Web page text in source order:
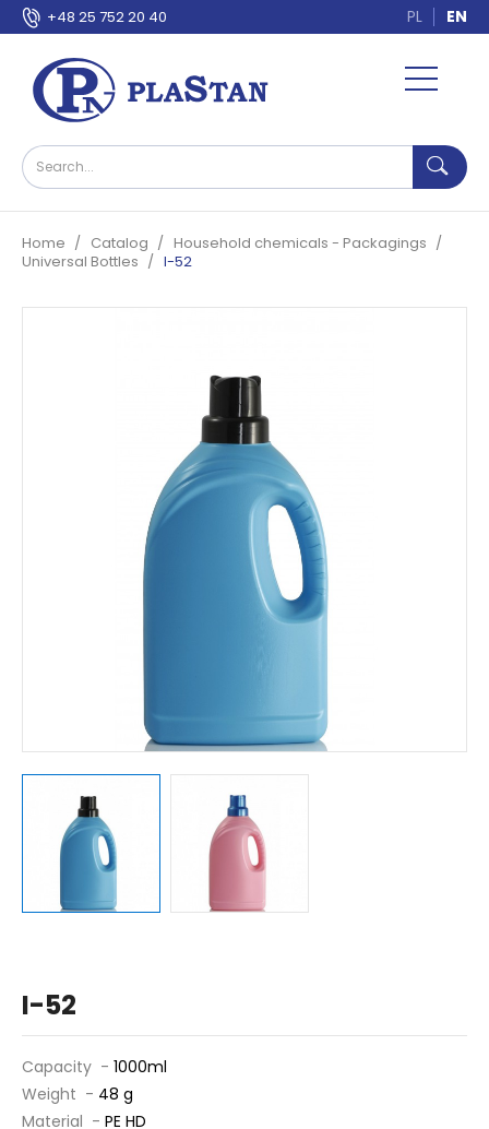
+48 25 752 20 40 PL EN
Home Catalog
Household chemicals - Packagings
Universal Bottles
I-52
I-52
Capacity - 1000ml
Weight - 48 g
Material - PE HD